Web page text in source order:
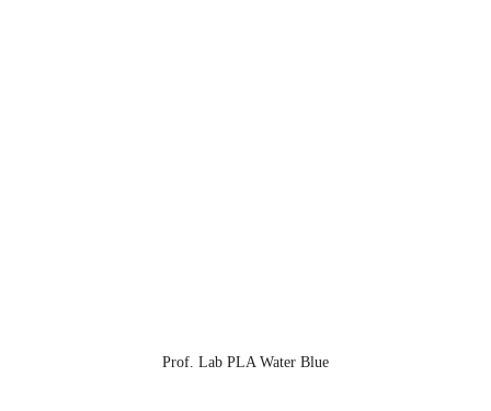
Prof. Lab PLA Water Blue